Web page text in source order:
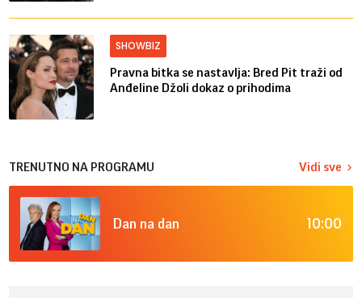
SHOWBIZ
Pravna bitka se nastavlja: Bred ​​Pit traži od
Anđeline Džoli dokaz o prihodima
TRENUTNO NA PROGRAMU Vidi sve
Dan na dan 10:00